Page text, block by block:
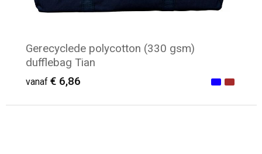
Gerecyclede polycotton (330 gsm)
dufflebag Tian
vanaf € 6,86